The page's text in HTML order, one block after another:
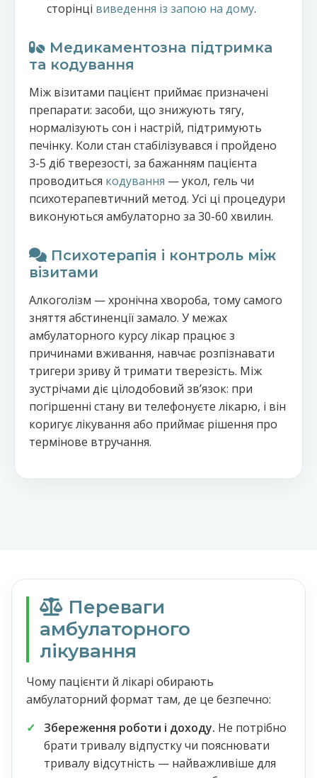
сторінці виведення із запою на дому.
Медикаментозна підтримка
та кодування
Між візитами пацієнт приймає призначені
препарати: засоби, що знижують тягу,
нормалізують сон і настрій, підтримують
печінку. Коли стан стабілізувався і пройдено
3-5 діб тверезості, за бажанням пацієнта
проводиться кодування — укол, гель чи
психотерапевтичний метод. Усі ці процедури
виконуються амбулаторно за 30-60 хвилин.
Психотерапія і контроль між
візитами
Алкоголізм — хронічна хвороба, тому самого
зняття абстиненції замало. У межах
амбулаторного курсу лікар працює з
причинами вживання, навчає розпізнавати
тригери зриву й тримати тверезість. Між
зустрічами діє цілодобовий звʼязок: при
погіршенні стану ви телефонуєте лікарю, і він
коригує лікування або приймає рішення про
термінове втручання.
Переваги
амбулаторного
лікування
Чому пацієнти й лікарі обирають
амбулаторний формат там, де це безпечно:
Збереження роботи і доходу. Не потрібно
брати тривалу відпустку чи пояснювати
тривалу відсутність — найважливіше для